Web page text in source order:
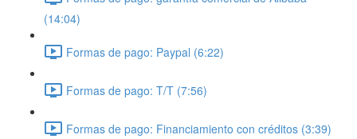
(14:04)
Formas de pago: Paypal (6:22)
Formas de pago: T/T (7:56)
Formas de pago: Financiamiento con créditos (3:39)